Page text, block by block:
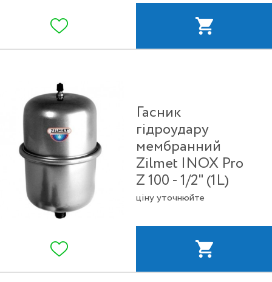
Гасник
гідроудару
мембранний
Zilmet INOX Pro
Z 100 - 1/2" (1L)
ціну уточнюйте